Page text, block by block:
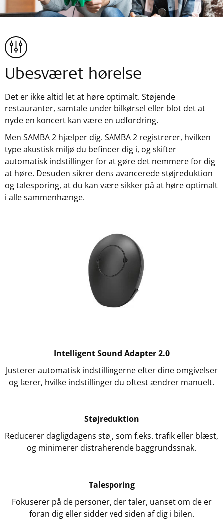
Ubesværet hørelse
Det er ikke altid let at høre optimalt. Støjende
restauranter, samtale under bilkørsel eller blot det at
nyde en koncert kan være en udfordring.
Men SAMBA 2 hjælper dig. SAMBA 2 registrerer, hvilken
type akustisk miljø du befinder dig i, og skifter
automatisk indstillinger for at gøre det nemmere for dig
at høre. Desuden sikrer dens avancerede støjreduktion
og talesporing, at du kan være sikker på at høre optimalt
i alle sammenhænge.
Intelligent Sound Adapter 2.0
Justerer automatisk indstillingerne efter dine omgivelser
og lærer, hvilke indstillinger du oftest ændrer manuelt.
Støjreduktion
Reducerer dagligdagens støj, som f.eks. trafik eller blæst,
og minimerer distraherende baggrundssnak.
Talesporing
Fokuserer på de personer, der taler, uanset om de er
foran dig eller sidder ved siden af dig i bilen.